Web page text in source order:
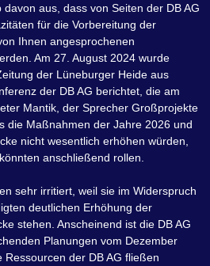
aus, dass von Seiten der DB AG
für die Vorbereitung der
Ihnen angesprochenen
Am 27. August 2024 wurde
der Lüneburger Heide aus
der DB AG berichtet, die am
Mantik, der Sprecher Großprojekte
die Maßnahmen der Jahre 2026 und
nicht wesentlich erhöhen würden,
anschließend rollen.
sehr irritiert, weil sie im Widerspruch
deutlichen Erhöhung der
stehen. Anscheinend ist die DB AG
Planungen vom Dezember
der DB AG fließen